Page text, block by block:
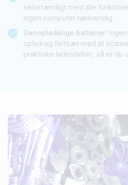
selvstændigt med alle
ingen computer nødvendig.
Genopladelige batterier:
oplad og fortsæt med at
praktiske ladestation, så er du